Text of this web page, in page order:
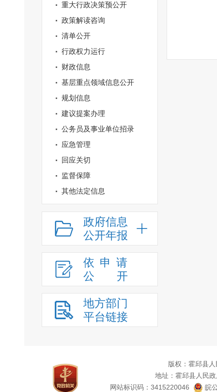
重大行政决策预公开
政策解读咨询
清单公开
行政权力运行
财政信息
基层重点领域信息公开
规划信息
建议提案办理
公务员及事业单位招录
应急管理
回应关切
监督保障
其他法定信息
政府信息
公开年报
依申请
公
开
地方部门
平台链接
版权：霍邱县
地址：霍邱县人民
网站标识码：3415220046
皖